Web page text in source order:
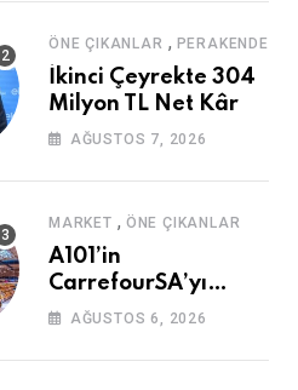
ÖNE ÇIKANLAR , PERAKENDE
İkinci Çeyrekte 304
Milyon TL Net Kâr
AĞUSTOS 7, 2026
MARKET , ÖNE ÇIKANLAR
A101’in
CarrefourSA’yı
Devralmasına Şartlı
AĞUSTOS 6, 2026